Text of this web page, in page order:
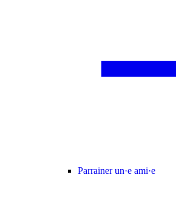
Parrainer un·e ami·e